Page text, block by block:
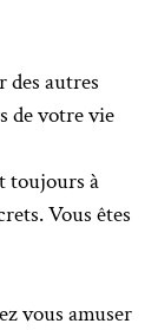
des autres
de votre vie
toujours à
Vous êtes
vous amuser